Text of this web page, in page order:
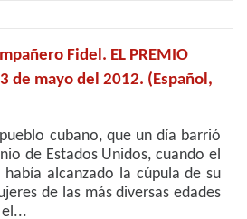
Fidel. EL PREMIO
3 de mayo del 2012. (Español,
cubano, que un día barrió
de Estados Unidos, cuando el
alcanzado la cúpula de su
de las más diversas edades